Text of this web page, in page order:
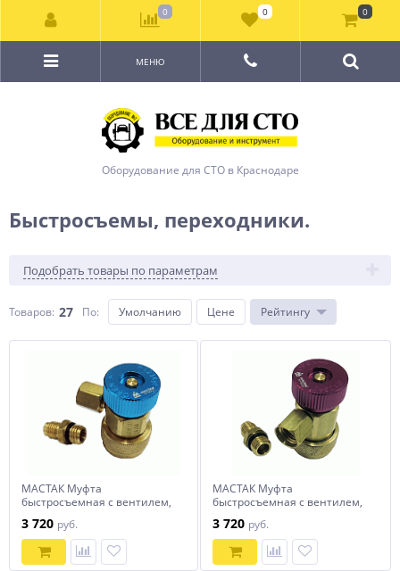
Оборудование для СТО в Краснодаре
МЕНЮ
Быстросъемы, переходники.
Подобрать товары по параметрам
Товаров: 27 По: Умолчанию Цене Рейтингу
МАСТАК Муфта
быстросъемная с вентилем,
R1234yf
3 720 руб.
МАСТАК Муфта
быстросъемная с вентилем,
R1234yf
3 720 руб.
0 0 0